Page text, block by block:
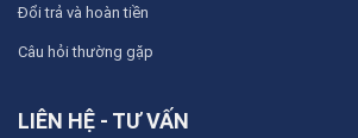
Đổi trả và hoàn tiền
Câu hỏi thường gặp
LIÊN HỆ - TƯ VẤN